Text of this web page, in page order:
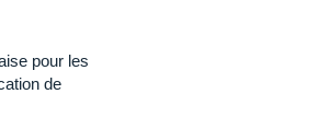
pour les
de